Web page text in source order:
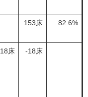
153床 82.6%
18床 -18床